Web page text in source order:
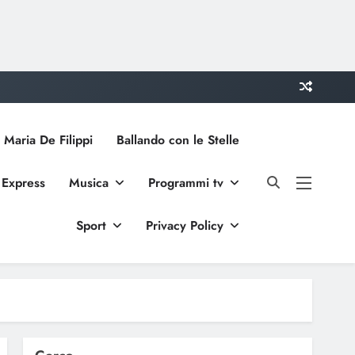
De Filippi Ballando con le Stelle
Musica Programmi tv
Sport Privacy Policy